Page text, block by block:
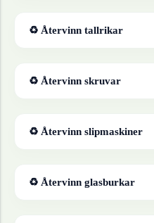
♻ Återvinn tallrikar
♻ Återvinn skruvar
♻ Återvinn slipmaskiner
♻ Återvinn glasburkar